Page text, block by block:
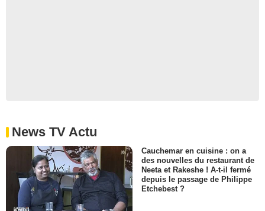
News TV Actu
Cauchemar en cuisine : on a
des nouvelles du restaurant de
Neeta et Rakeshe ! A-t-il fermé
depuis le passage de Philippe
Etchebest ?